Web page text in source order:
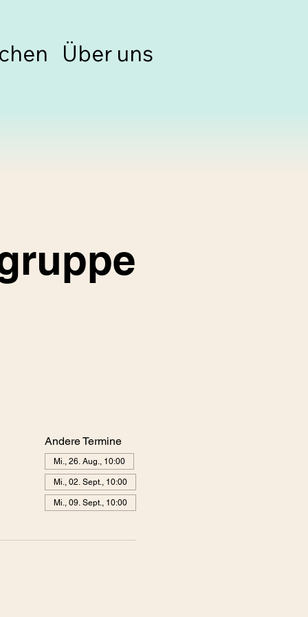
Über uns
Andere Termine
Mi., 26. Aug., 10:00
Mi., 02. Sept., 10:00
Mi., 09. Sept., 10:00